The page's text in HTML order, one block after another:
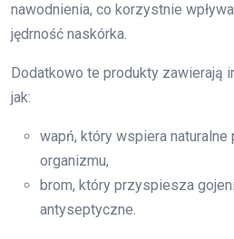
nawodnienia, co korzystnie
jędrność naskórka.
Dodatkowo te produkty zawierają
jak:
wapń, który wspiera naturalne
organizmu,
brom, który przyspiesza
antyseptyczne.